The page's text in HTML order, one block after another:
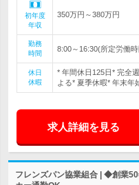
初年度
年収
350万円～380万円
勤務
時間
8:00～16:30(所定労働
休日
休暇
* 年間休日125日* 完全
よる* 夏季休暇* 年末年
求人詳細を見る
フレンズパン協業組合 | ◆創業